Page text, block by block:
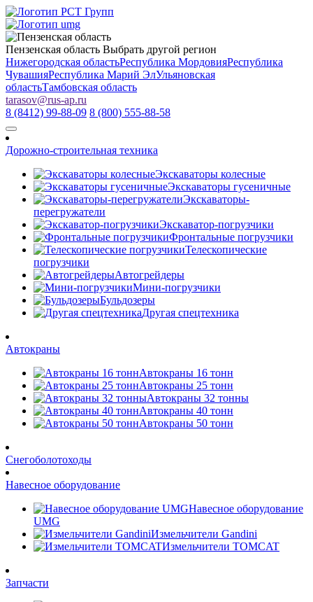
Пензенская область Выбрать другой регион
Нижегородская областьРеспублика МордовияРеспублика
ЧувашияРеспублика Марий ЭлУльяновская
областьТамбовская область
tarasov@rus-ap.ru
8 (8412) 99-88-09 8 (800) 555-88-58
Дорожно-строительная техника
Экскаваторы колесные
Экскаваторы гусеничные
Экскаваторы-
перегружатели
Экскаватор-погрузчики
Фронтальные погрузчики
Телескопические
погрузчики
Автогрейдеры
Мини-погрузчики
Бульдозеры
Другая спецтехника
Автокраны
Автокраны 16 тонн
Автокраны 25 тонн
Автокраны 32 тонны
Автокраны 40 тонн
Автокраны 50 тонн
Снегоболотоходы
Навесное оборудование
Навесное оборудование
UMG
Измельчители Gandini
Измельчители TOMCAT
Запчасти